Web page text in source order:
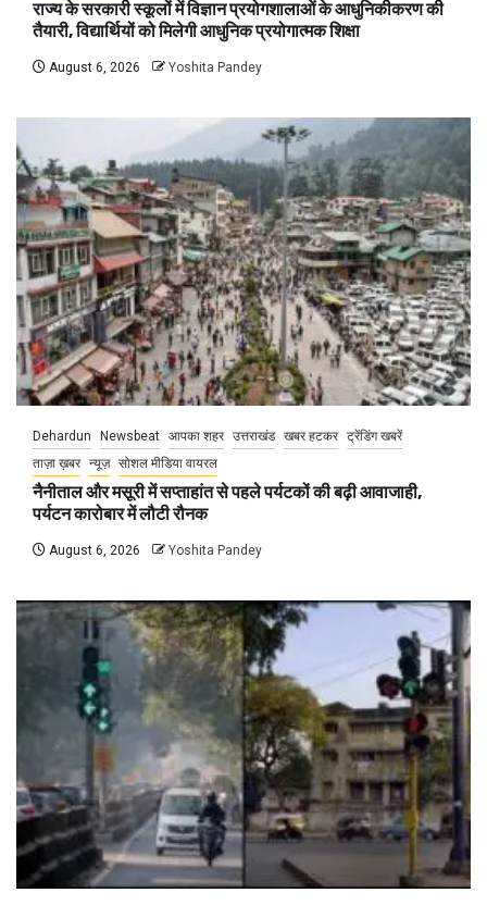
राज्य के सरकारी स्कूलों में विज्ञान प्रयोगशालाओं के आधुनिकीकरण की
तैयारी, विद्यार्थियों को मिलेगी आधुनिक प्रयोगात्मक शिक्षा
August 6, 2026 Yoshita Pandey
Dehardun Newsbeat आपका शहर उत्तराखंड खबर हटकर ट्रेंडिंग खबरें
ताज़ा ख़बर न्यूज़ सोशल मीडिया वायरल
नैनीताल और मसूरी में सप्ताहांत से पहले पर्यटकों की बढ़ी आवाजाही,
पर्यटन कारोबार में लौटी रौनक
August 6, 2026 Yoshita Pandey